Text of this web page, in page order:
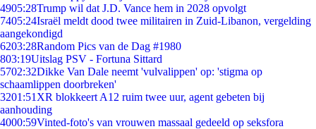
4905:28Trump wil dat J.D. Vance hem in 2028 opvolgt
7405:24Israël meldt dood twee militairen in Zuid-Libanon, vergelding
aangekondigd
6203:28Random Pics van de Dag #1980
803:19Uitslag PSV - Fortuna Sittard
5702:32Dikke Van Dale neemt 'vulvalippen' op: 'stigma op
schaamlippen doorbreken'
3201:51 XR blokkeert A12 ruim twee uur, agent gebeten bij
aanhouding
4000:59Vinted-foto's van vrouwen massaal gedeeld op seksfora